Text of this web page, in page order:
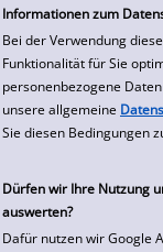
Informationen zum
Bei der Verwendung
Funktionalität für Sie
personenbezogene
unsere allgemeine
Sie diesen Bedingungen
Dürfen wir Ihre Nutzung
auswerten?
Dafür nutzen wir Google
zur Navigation
zum Inhalt springen